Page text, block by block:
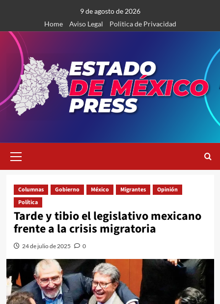
contenido
9 de agosto de 2026
Home
Aviso Legal Politica de Privacidad
primario
Columnas Gobierno México Migrantes
Opinión
Política
Tarde y tibio el legislativo mexicano
frente a la crisis migratoria
24 de julio de 2025 0